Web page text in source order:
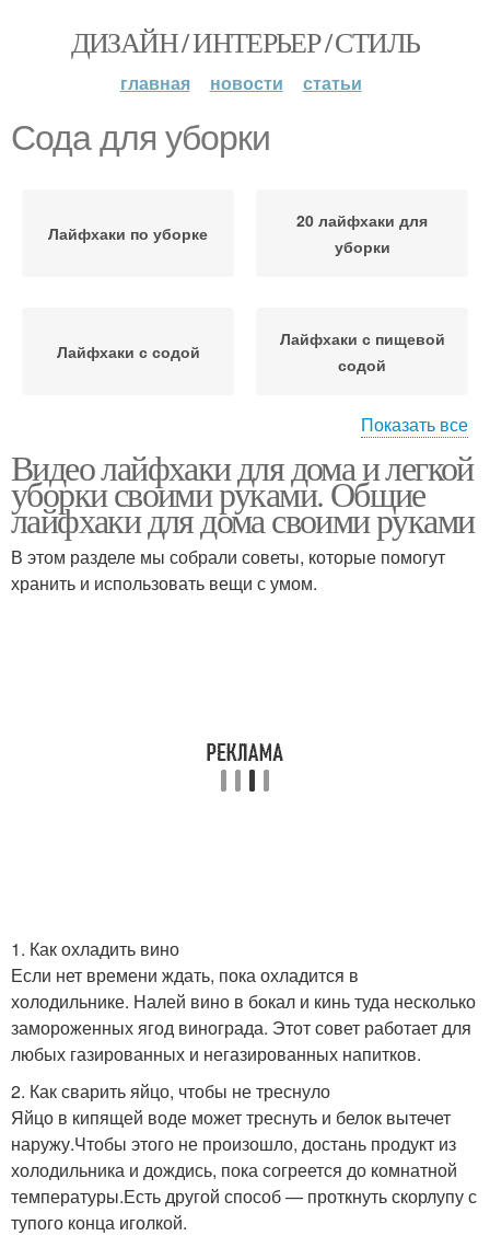
ДИЗАЙН / ИНТЕРЬЕР / СТИЛЬ
главная новости статьи
Сода для уборки
Лайфхаки по уборке
20 лайфхаки для
уборки
Лайфхаки с содой
Лайфхаки с пищевой
содой
Соды для уборки Уборка по зонам
Показать все
Видео лайфхаки для дома и легкой
уборки своими руками. Общие
лайфхаки для дома своими руками
В этом разделе мы собрали советы, которые помогут
хранить и использовать вещи с умом.
1. Как охладить вино
Если нет времени ждать, пока охладится в
холодильнике. Налей вино в бокал и кинь туда несколько
замороженных ягод винограда. Этот совет работает для
любых газированных и негазированных напитков.
2. Как сварить яйцо, чтобы не треснуло
Яйцо в кипящей воде может треснуть и белок вытечет
наружу.Чтобы этого не произошло, достань продукт из
холодильника и дождись, пока согреется до комнатной
температуры.Есть другой способ — проткнуть скорлупу с
тупого конца иголкой.